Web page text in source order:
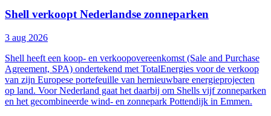
Shell verkoopt Nederlandse zonneparken
3 aug 2026
Shell heeft een koop- en verkoopovereenkomst (Sale and Purchase
Agreement, SPA) ondertekend met TotalEnergies voor de verkoop
van zijn Europese portefeuille van hernieuwbare energieprojecten
op land. Voor Nederland gaat het daarbij om Shells vijf zonneparken
en het gecombineerde wind- en zonnepark Pottendijk in Emmen.